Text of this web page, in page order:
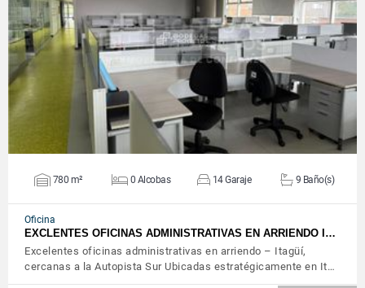
VER DETALLES
780 m² 0 Alcobas 14 Garaje 9 Baño(s)
Oficina
EXCLENTES OFICINAS ADMINISTRATIVAS EN ARRIENDO I…
Excelentes oficinas administrativas en arriendo – Itagüí,
cercanas a la Autopista Sur Ubicadas estratégicamente en It…